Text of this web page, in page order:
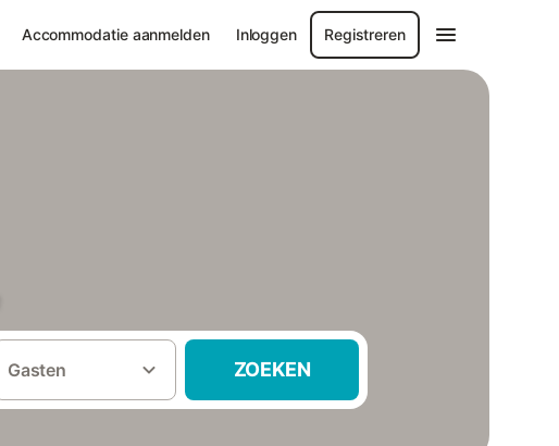
Accommodatie aanmelden Inloggen Registreren
Gasten ZOEKEN